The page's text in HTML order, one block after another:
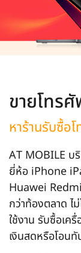
ขายโทร
หาร้านรับซื้อ
AT MOBILE บ
ยี่ห้อ iPhone
Huawei
กว่าท้องตลาด ไ
ใช้งาน รับซื้อเค
เงินสดหรือโอน